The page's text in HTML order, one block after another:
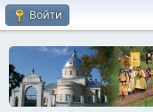
Войти